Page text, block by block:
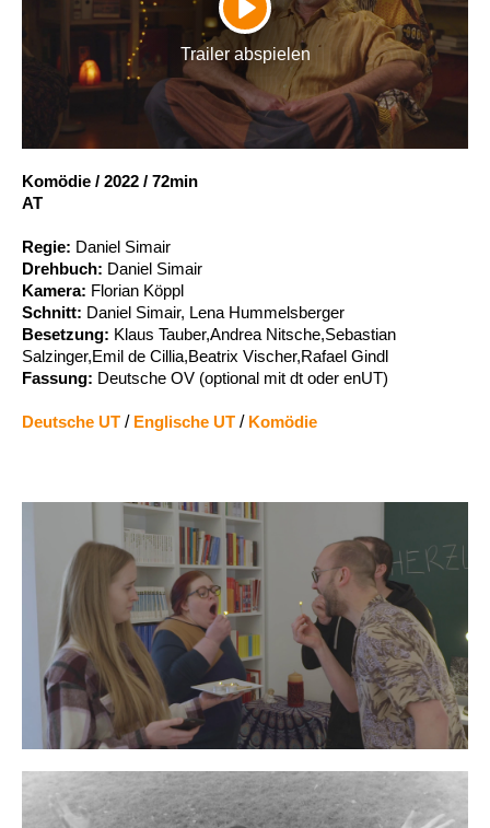
Filmpakete
Gutscheine
& Filmpässe
Account
PLAY
Trailer abspielen
Komödie / 2022 / 72min
AT
Regie: Daniel Simair
Drehbuch: Daniel Simair
Kamera: Florian Köppl
Schnitt: Daniel Simair, Lena Hummelsberger
Besetzung: Klaus Tauber,Andrea Nitsche,Sebastian
Salzinger,Emil de Cillia,Beatrix Vischer,Rafael Gindl
Fassung: Deutsche OV (optional mit dt oder enUT)
Deutsche UT / Englische UT / Komödie